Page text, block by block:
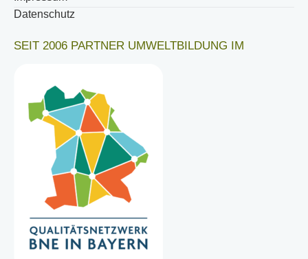
Datenschutz
SEIT 2006 PARTNER UMWELTBILDUNG IM